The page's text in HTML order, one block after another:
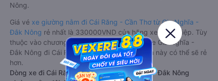
Nông.
Giá vé xe giường nằm đi Cái Răng - Cần Thơ từ Gia Nghĩa -
Đắk Nông rẻ nhất là 330000VND của hãng xe Tuấn Hiệp. Tùy
thuộc vào chương trình khuyến mãi, giá vé Xe Gia Nghĩa -
Đắk Nông đi Cái Răng - Cần Thơ giường nằm này có thể sẽ rẻ
hơn.
Dòng xe đi Cái Răng - Cần Thơ từ Gia Nghĩa - Đắk Nông